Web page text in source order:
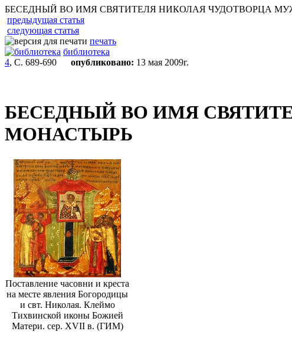
БЕСЕДНЫЙ ВО ИМЯ СВЯТИТЕЛЯ НИКОЛАЯ ЧУДОТВОРЦА
предыдущая статья
следующая статья
печать
библиотека
4, С. 689-690 опубликовано: 13 мая 2009г.
БЕСЕДНЫЙ ВО ИМЯ
МОНАСТЫРЬ
Поставление часовни и креста
на месте явления Богородицы
и свт. Николая. Клеймо
Тихвинской иконы Божией
Матери. сер. XVII в. (ГИМ)